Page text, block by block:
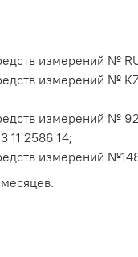
измерений №
измерений №
измерений №
11 2586 14;
измерений